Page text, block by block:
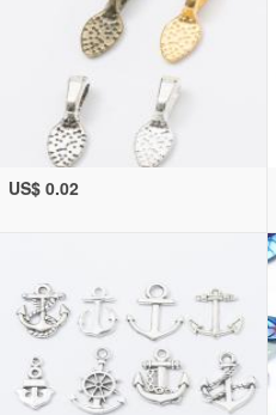
US$ 0.02